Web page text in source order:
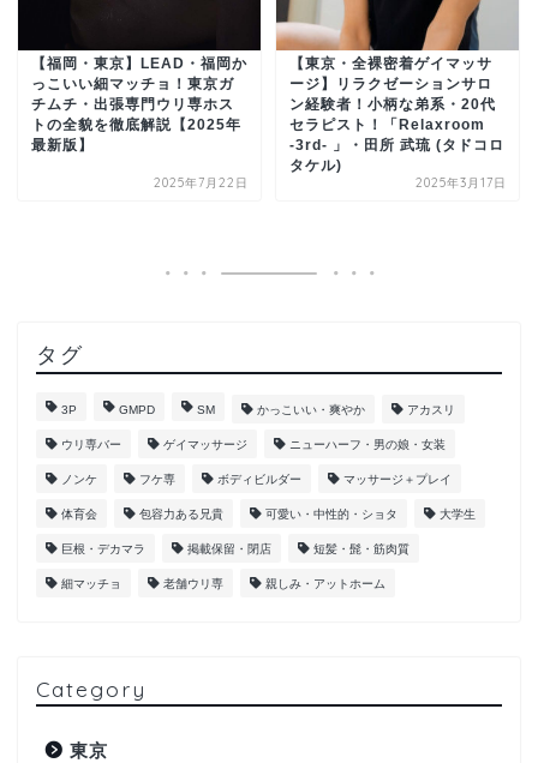
【福岡・東京】LEAD・福岡か
っこいい細マッチョ！東京ガ
チムチ・出張専門ウリ専ホス
トの全貌を徹底解説【2025年
最新版】
2025年7月22日
【東京・全裸密着ゲイマッサ
ージ】リラクゼーションサロ
ン経験者！小柄な弟系・20代
セラピスト！「Relaxroom
-3rd- 」・田所 武琉 (タドコロ
タケル)
2025年3月17日
タグ
3P GMPD SM かっこいい・爽やか アカスリ
ウリ専バー ゲイマッサージ ニューハーフ・男の娘・女装
ノンケ フケ専 ボディビルダー マッサージ＋プレイ
体育会 包容力ある兄貴 可愛い・中性的・ショタ 大学生
巨根・デカマラ 掲載保留・閉店 短髪・髭・筋肉質
細マッチョ 老舗ウリ専 親しみ・アットホーム
Category
東京